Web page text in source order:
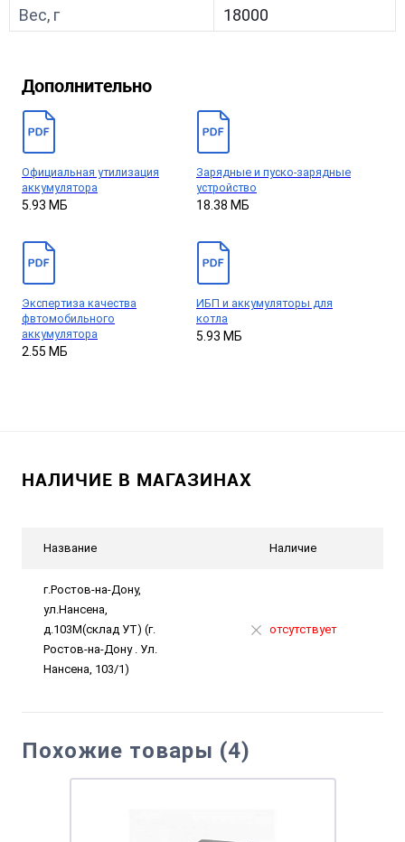
Вес, г 18000
Дополнительно
Официальная утилизация
аккумулятора
5.93 МБ
Зарядные и пуско-зарядные
устройство
18.38 МБ
Экспертиза качества
фвтомобильного
аккумулятора
2.55 МБ
ИБП и аккумуляторы для
котла
5.93 МБ
НАЛИЧИЕ В МАГАЗИНАХ
Название Наличие
г.Ростов-на-Дону,
ул.Нансена,
д.103М(склад УТ) (г.
Ростов-на-Дону . Ул.
Нансена, 103/1)
отсутствует
Похожие товары (4)